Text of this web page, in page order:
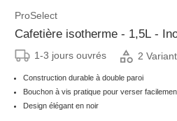
ProSelect
Cafetière isotherme - 1,5L -
1-3 jours ouvrés 2
Construction durable à double paroi
Bouchon à vis pratique pour verser
Design élégant en noir